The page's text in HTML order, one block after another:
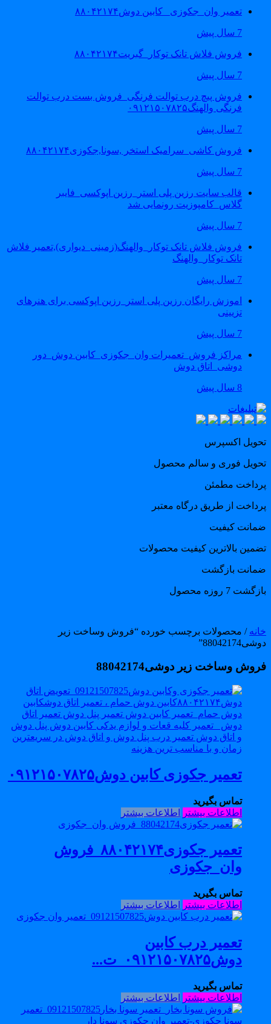
تعمیر وان_جکوزی_ کابین دوش۸۸۰۴۲۱۷۴
فروش فلاش تانک توکار_گبریت۸۸۰۴۲۱۷۴
فروش پیچ درب توالت فرنگی_فروش بست درب توالت
فرنگی والهنگ۰۹۱۲۱۵۰۷۸۲۵
فروش کاشی_سرامیک استخر ,سونا,جکوزی۸۸۰۴۲۱۷۴
قالب سایت رزین پلی استر_رزین اپوکسی_فایبر
گلاس_کامپوزیت رونمایی شد
فروش فلاش تانک توکار_والهنگ(زمینی_دیواری),تعمیر فلاش
تانک توکار_والهنگ
اموزش رایگان رزین پلی استر_رزین اپوکسی برای هنرهای
تزیینی
مراکز فروش_تعمیرات وان_جکوزی_کابین دوش_دور
دوشی_اتاق دوش
اکسپرس
فوری و سالم محصول
مطمئن
از طریق درگاه معتبر
کیفیت
بالاترین کیفیت محصولات
بازگشت
7 روزه محصول
/ محصولات برچسب خورده “فروش وساخت زیر
وساخت زیر دوشی88042174
تعمیر جکوزی کابین دوش۰۹۱۲۱۵۰۷۸۲۵
تماس بگیرید
اطلاعات بیشتر اطلاعات بیشتر
تعمیر جکوزی۸۸۰۴۲۱۷۴_فروش
وان_جکوزی
تماس بگیرید
اطلاعات بیشتر اطلاعات بیشتر
تعمیر درب کابین
دوش۰۹۱۲۱۵۰۷۸۲۵_ت...
تماس بگیرید
اطلاعات بیشتر اطلاعات بیشتر